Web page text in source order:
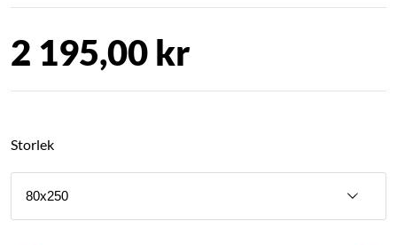
2 195,00 kr
Storlek
80x250